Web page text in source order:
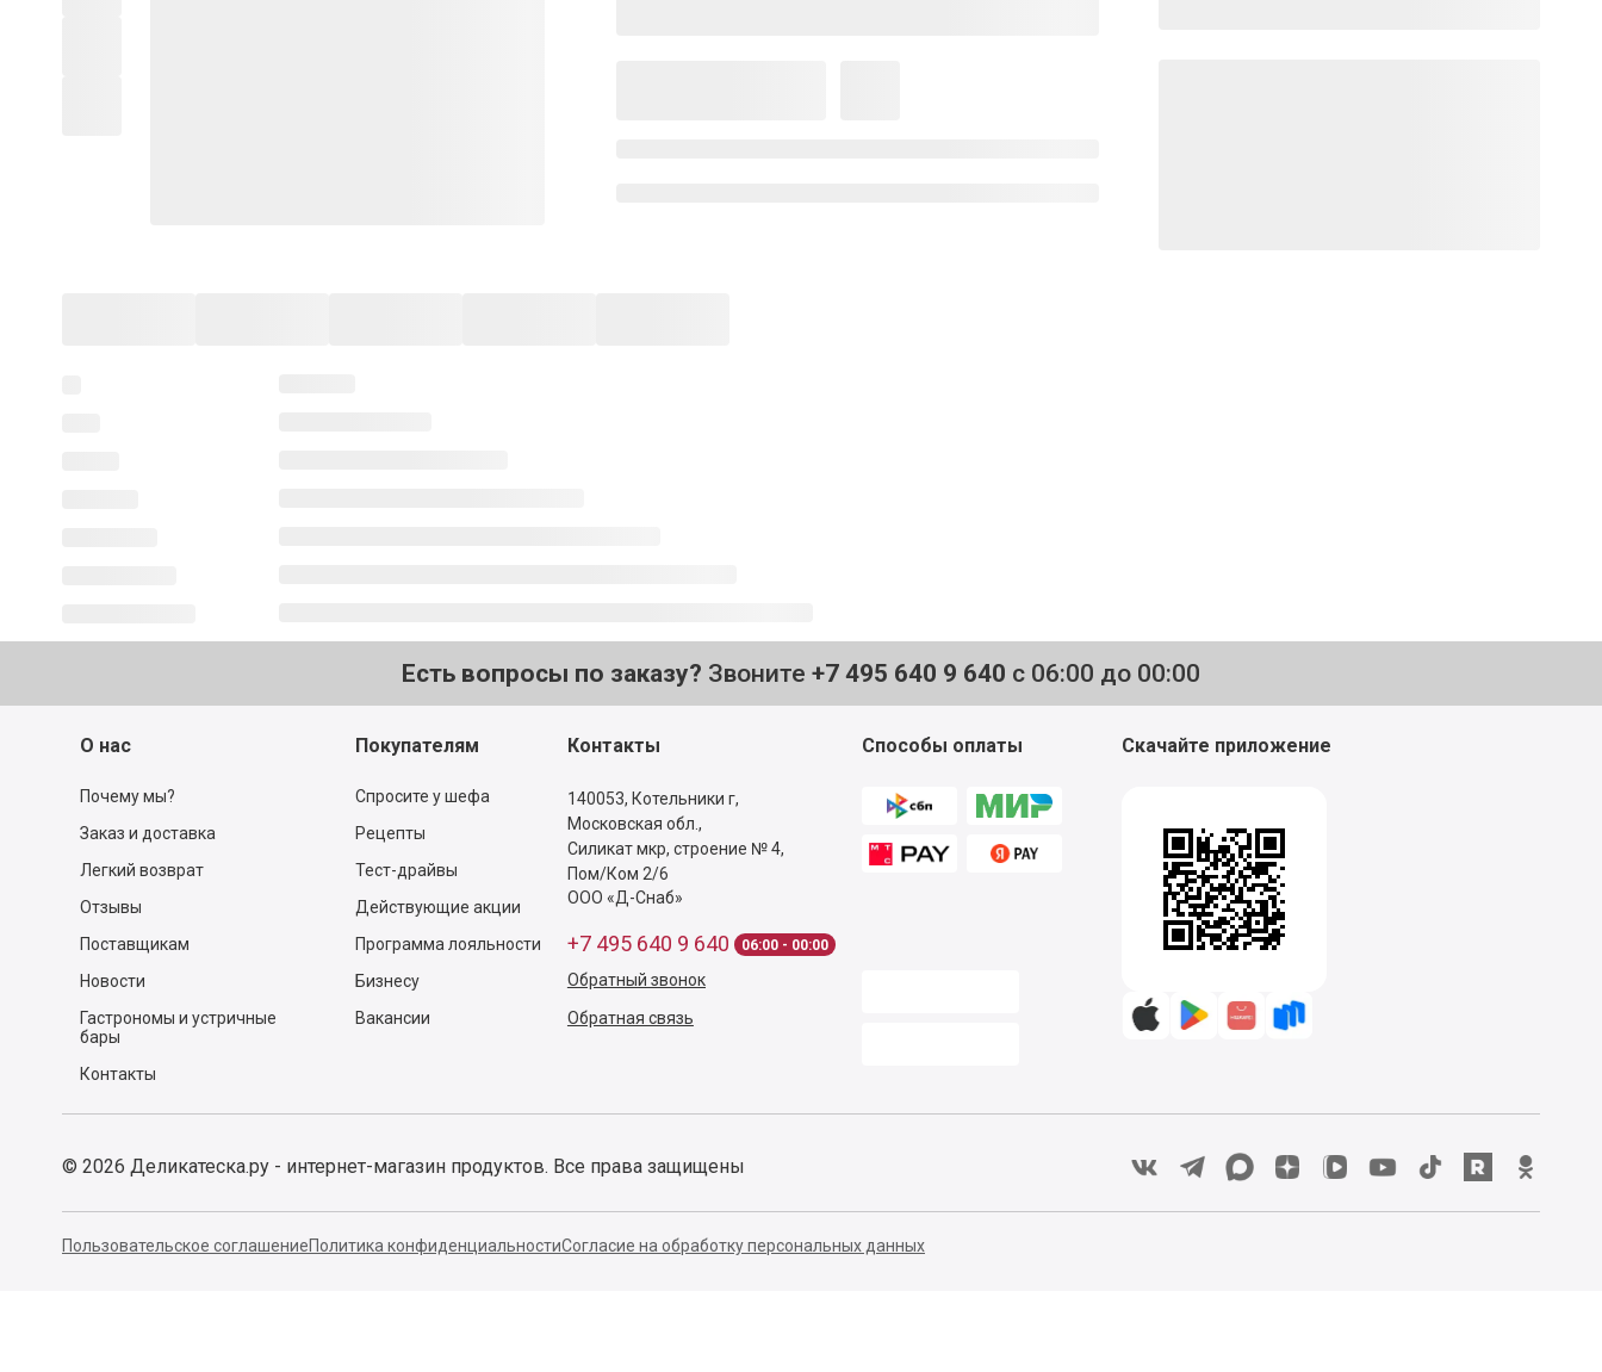
Есть вопросы по заказу? Звоните +7 495 640 9 640 с 06:00 до 00:00
О нас
Почему мы?
Заказ и доставка
Легкий возврат
Отзывы
Поставщикам
Новости
Гастрономы и устричные
бары
Контакты
Покупателям
Спросите у шефа
Рецепты
Тест-драйвы
Действующие акции
Программа лояльности
Бизнесу
Вакансии
Контакты
140053, Котельники г,
Московская обл.,
Силикат мкр, строение № 4,
Пом/Ком 2/6
ООО «Д-Снаб»
+7 495 640 9 640 06:00 - 00:00
Обратный звонок
Обратная связь
Способы оплаты Скачайте приложение
© 2026 Деликатеска.ру - интернет-магазин продуктов. Все права защищены
Пользовательское соглашениеПолитика конфиденциальностиСогласие на обработку персональных данных